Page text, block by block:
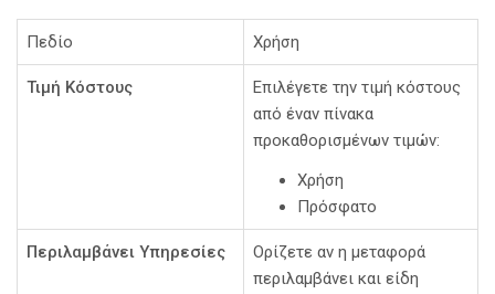
Πεδίο Χρήση
Τιμή Κόστους
Επιλέγετε την τιμή κόστους
από έναν πίνακα
προκαθορισμένων τιμών:
Χρήση
Πρόσφατο
Περιλαμβάνει Υπηρεσίες
Ορίζετε αν η μεταφορά
περιλαμβάνει και είδη